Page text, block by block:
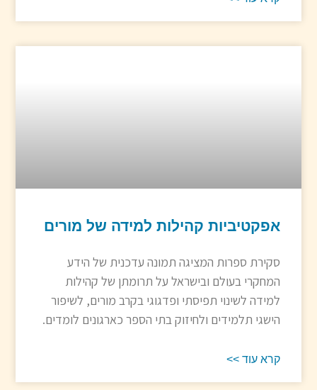
אפקטיביות קהילות למידה של מורים
סקירת ספרות המציגה תמונה עדכנית של הידע
המחקרי בעולם ובישראל על תרומתן של קהילות
למידה לשינוי תפיסתי ופדגוגי בקרב מורים, לשיפור
הישגי תלמידים ולחיזוק בתי הספר כארגונים לומדים.
קרא עוד >>